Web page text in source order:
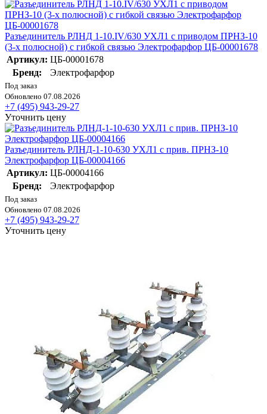
Разъединитель РЛНД 1-10.IV/630 УХЛ1 с приводом ПРНЗ-10
(3-х полюсной) с гибкой связью Электрофарфор ЦБ-00001678
Артикул: ЦБ-00001678
Бренд:
Электрофарфор
Под заказ
Обновлено 07.08.2026
+7 (495) 943-29-27
Уточнить цену
Разъединитель РЛНД-1-10-630 УХЛ1 с прив. ПРНЗ-10
Электрофарфор ЦБ-00004166
Артикул: ЦБ-00004166
Бренд:
Электрофарфор
Под заказ
Обновлено 07.08.2026
+7 (495) 943-29-27
Уточнить цену